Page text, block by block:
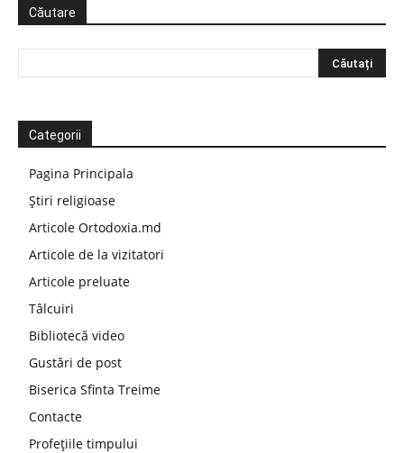
Căutare
Categorii
Pagina Principala
Știri religioase
Articole Ortodoxia.md
Articole de la vizitatori
Articole preluate
Tâlcuiri
Bibliotecă video
Gustări de post
Biserica Sfinta Treime
Contacte
Profețiile timpului